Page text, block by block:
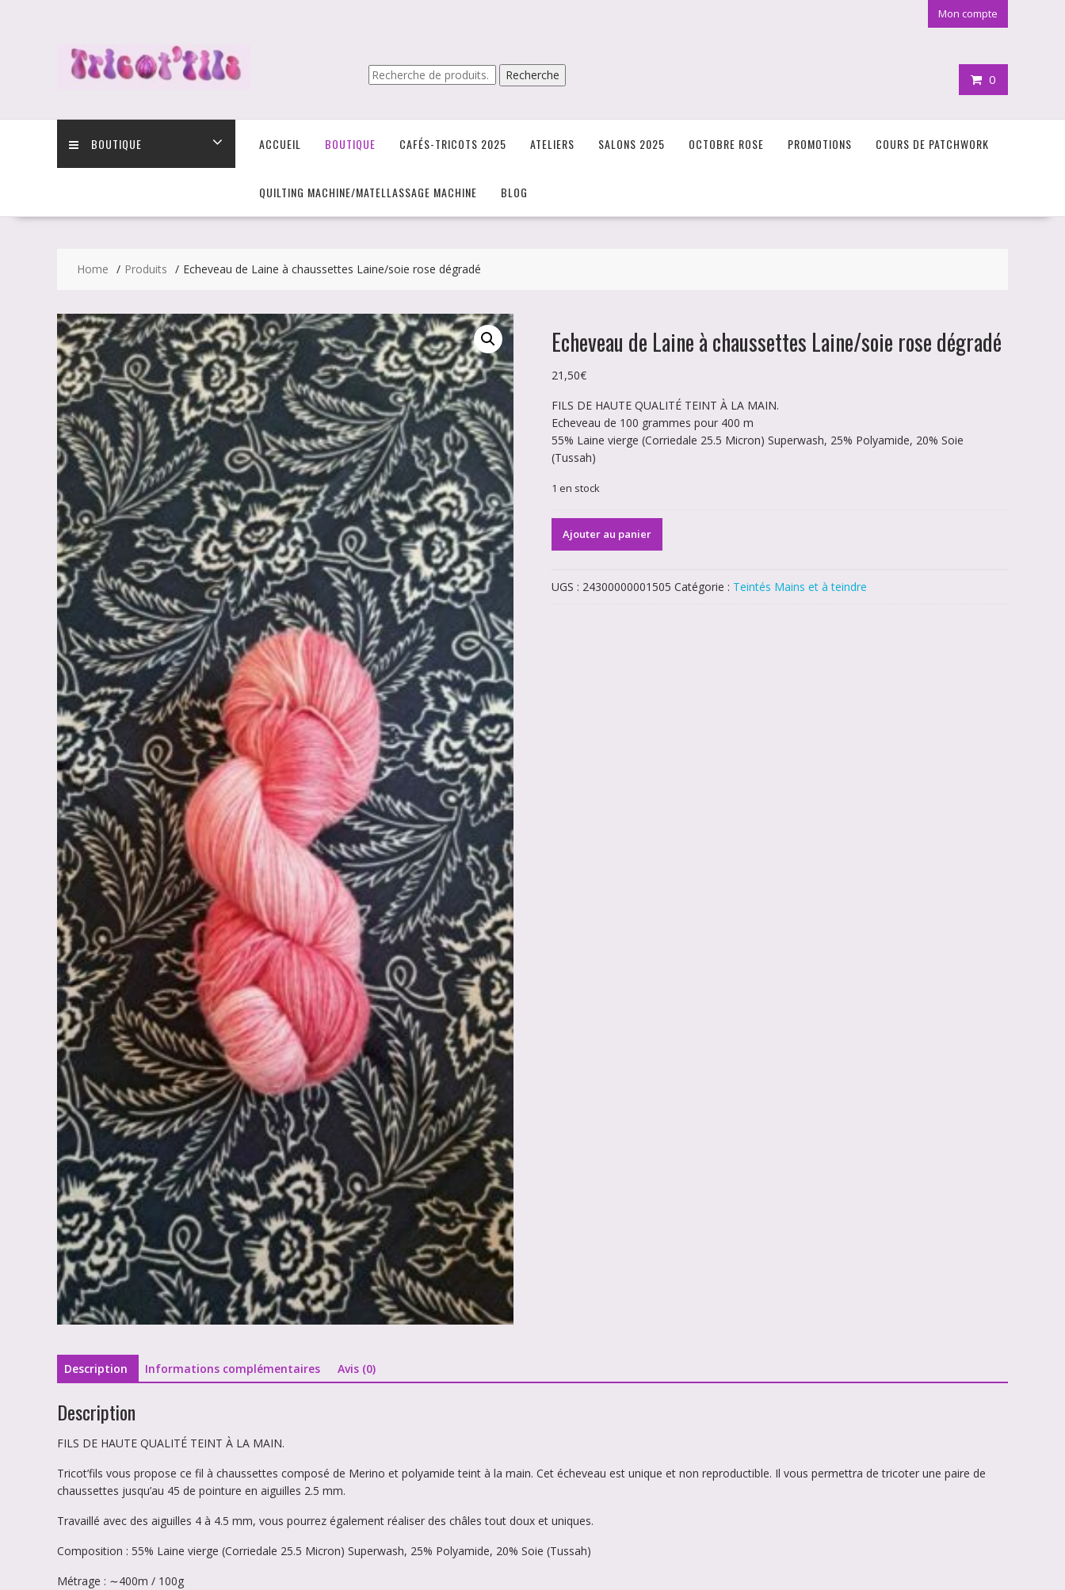
Mon compte
0
Recherche
pour :
Recherche
BOUTIQUE ACCUEIL BOUTIQUE CAFÉS-TRICOTS 2025 ATELIERS SALONS 2025 OCTOBRE ROSE PROMOTIONS COURS DE PATCHWORK
QUILTING MACHINE/MATELLASSAGE MACHINE BLOG
Home Produits Echeveau de Laine à chaussettes Laine/soie rose dégradé
Echeveau de Laine à chaussettes Laine/soie rose dégradé
21,50€
FILS DE HAUTE QUALITÉ TEINT À LA MAIN.
Echeveau de 100 grammes pour 400 m
55% Laine vierge (Corriedale 25.5 Micron) Superwash, 25% Polyamide, 20% Soie
(Tussah)
1 en stock
de
Laine
Ajouter au panier
UGS : 24300000001505 Catégorie : Teintés Mains et à teindre
Description Informations complémentaires Avis (0)
Description
FILS DE HAUTE QUALITÉ TEINT À LA MAIN.
Tricot’fils vous propose ce fil à chaussettes composé de Merino et polyamide teint à la main. Cet écheveau est unique et non reproductible. Il vous permettra de tricoter une paire de
chaussettes jusqu’au 45 de pointure en aiguilles 2.5 mm.
Travaillé avec des aiguilles 4 à 4.5 mm, vous pourrez également réaliser des châles tout doux et uniques.
Composition : 55% Laine vierge (Corriedale 25.5 Micron) Superwash, 25% Polyamide, 20% Soie (Tussah)
Métrage : ∼400m / 100g